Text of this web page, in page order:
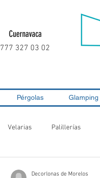
Cuernavaca
777 327 03 02
Pérgolas Glamping
Velarias Palillerías
Decorlonas de Morelos